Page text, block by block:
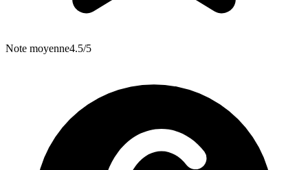
Note moyenne4.5/5